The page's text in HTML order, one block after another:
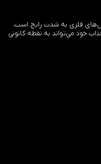
فلزی به شدت رایج است.
خود می‌تواند به نقطه کانونی